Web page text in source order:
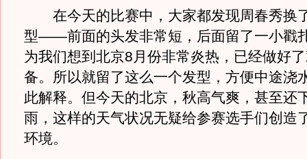
在今天的比赛中，大家都发现周春秀换
型——前面的头发非常短，后面留了一小戳
为我们想到北京8月份非常炎热，已经做好
备。所以就留了这么一个发型，方便中途浇
此解释。但今天的北京，秋高气爽，甚至还
雨，这样的天气状况无疑给参赛选手们创造
环境。